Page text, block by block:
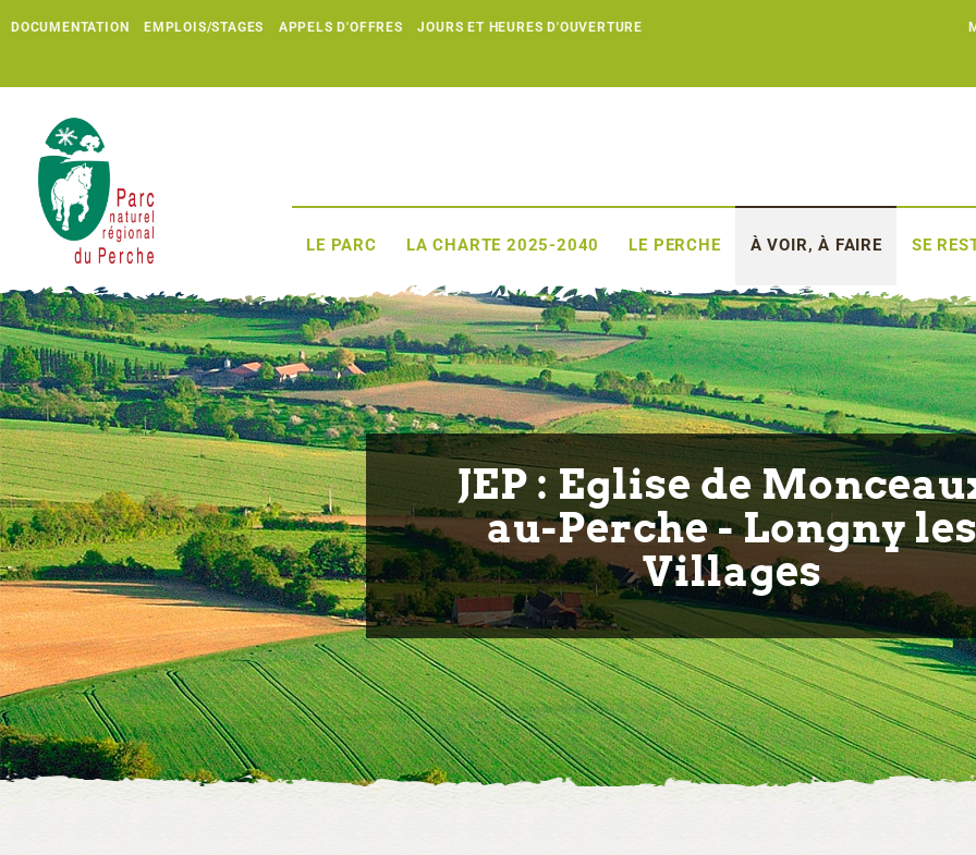
DOCUMENTATION EMPLOIS/STAGES APPELS D'OFFRES JOURS ET HEURES D'OUVERTURE
LE PARC LA CHARTE 2025-2040 LE PERCHE À VOIR, À FAIRE SE
JEP : Eglise de
au-Perche - Longny
Villages